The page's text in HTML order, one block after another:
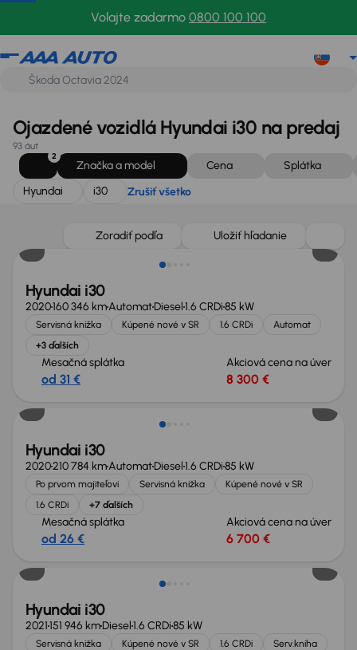
Volajte zadarmo 0800 100 100
Hyundai
Ojazdené vozidlá Hyundai i30 na predaj
93 áut
2
Značka a model Cena
Splátka
Hyundai
i30 Zrušiť všetko
Zoradiť podľa Uložiť hľadanie
Nové v ponuke
Hyundai i30
2020160 346 kmAutomatDiesel1.6 CRDi85 kW
Servisná knižka Kúpené nové v SR 1.6 CRDi
Automat
+3 ďalších
Mesačná splátka
od 31 €
Akciová cena na úver
8 300 €
Zlacnené o 500 €
Hyundai i30
2020210 784 kmAutomatDiesel1.6 CRDi85 kW
Po prvom majiteľovi Servisná knižka
Kúpené nové v SR
1.6 CRDi
+7 ďalších
Mesačná splátka
od 26 €
Akciová cena na úver
6 700 €
Zlacnené o 500 €
Hyundai i30
2021151 946 kmDiesel1.6 CRDi85 kW
Servisná knižka Kúpené nové v SR 1.6 CRDi
Serv.kniha